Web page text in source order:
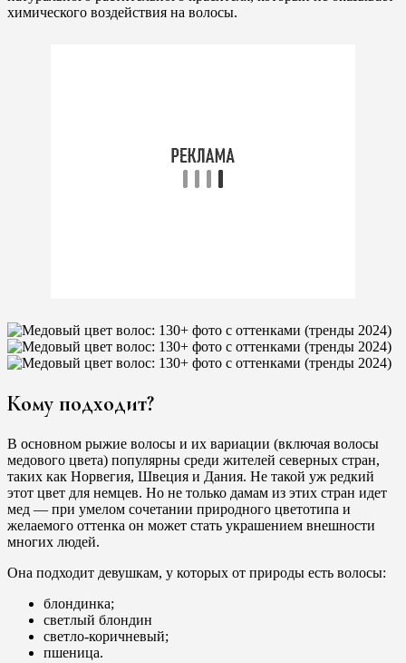
химического воздействия на волосы.
Кому подходит?
В основном рыжие волосы и их вариации (включая волосы
медового цвета) популярны среди жителей северных стран,
таких как Норвегия, Швеция и Дания. Не такой уж редкий
этот цвет для немцев. Но не только дамам из этих стран идет
мед — при умелом сочетании природного цветотипа и
желаемого оттенка он может стать украшением внешности
многих людей.
Она подходит девушкам, у которых от природы есть волосы:
блондинка;
светлый блондин
светло-коричневый;
пшеница.